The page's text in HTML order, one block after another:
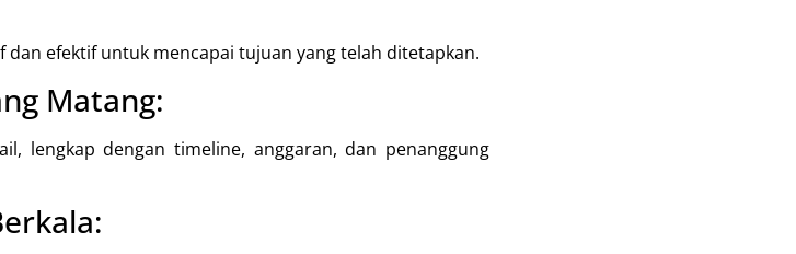
efektif untuk mencapai tujuan yang telah ditetapkan.
Matang:
lengkap dengan timeline, anggaran, dan penanggung